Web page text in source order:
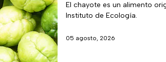
El chayote es un alimento
Instituto de Ecología.
05 agosto, 2026